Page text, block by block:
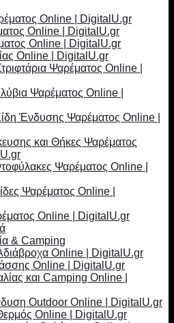
Online | DigitalU.gr
Online | DigitalU.gr
Online | DigitalU.gr
Online | DigitalU.gr
Ψαρέματος Online |
Ψαρέματος Online |
Ένδυσης Ψαρέματος Online |
και Θήκες Ψαρέματος
Ψαρέματος Online |
Ψαρέματος Online |
Online | DigitalU.gr
& Camping
Online | DigitalU.gr
Online | DigitalU.gr
και Camping Online |
Outdoor Online | DigitalU.gr
Online | DigitalU.gr